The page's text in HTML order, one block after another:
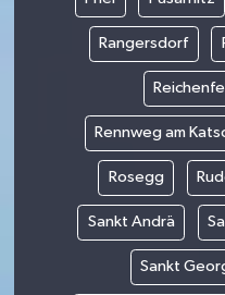
Rangersdorf
Rennweg am
Rosegg
Sankt Andrä
Sankt